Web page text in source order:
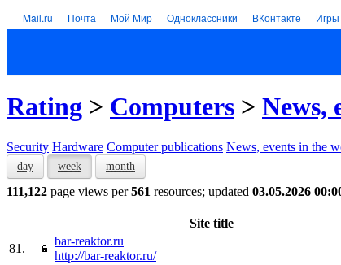
Mail.ru Почта Мой Мир Одноклассники ВКонтакте Игры
Rating > Computers > News,
Security Hardware Computer publications News, events in the
day week month
111,122 page views per561 resources; updated 03.05.2026
Site title
81.
bar-reaktor.ru
http://bar-reaktor.ru/